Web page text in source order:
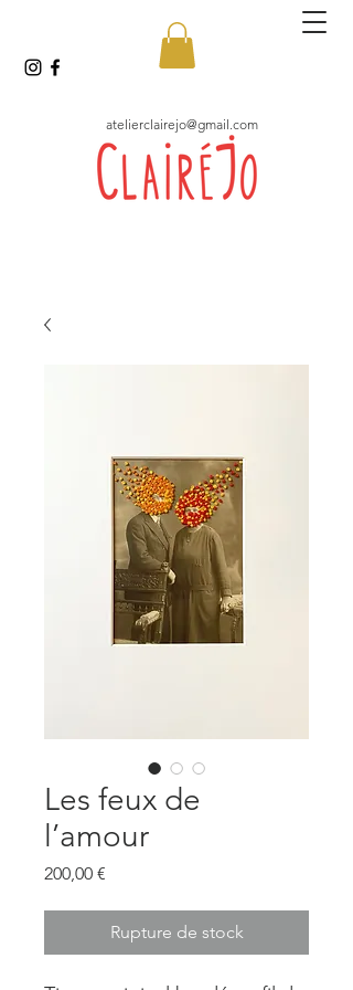
atelierclairejo@gmail.com
Les feux de
l’amour
200,00 €
Rupture de stock